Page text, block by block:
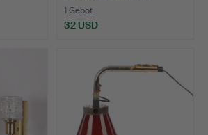
1 Gebot
32 USD